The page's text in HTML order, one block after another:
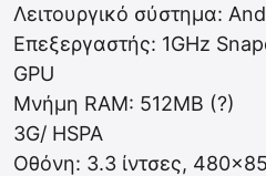
Λειτουργικό σύστημα:
Επεξεργαστής: 1GHz
GPU
Μνήμη RAM: 512ΜΒ (?)
3G/ HSPA
Οθόνη: 3.3 ίντσες,